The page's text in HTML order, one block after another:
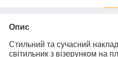
Опис
Стильний та сучасний
світильник з візерунком на